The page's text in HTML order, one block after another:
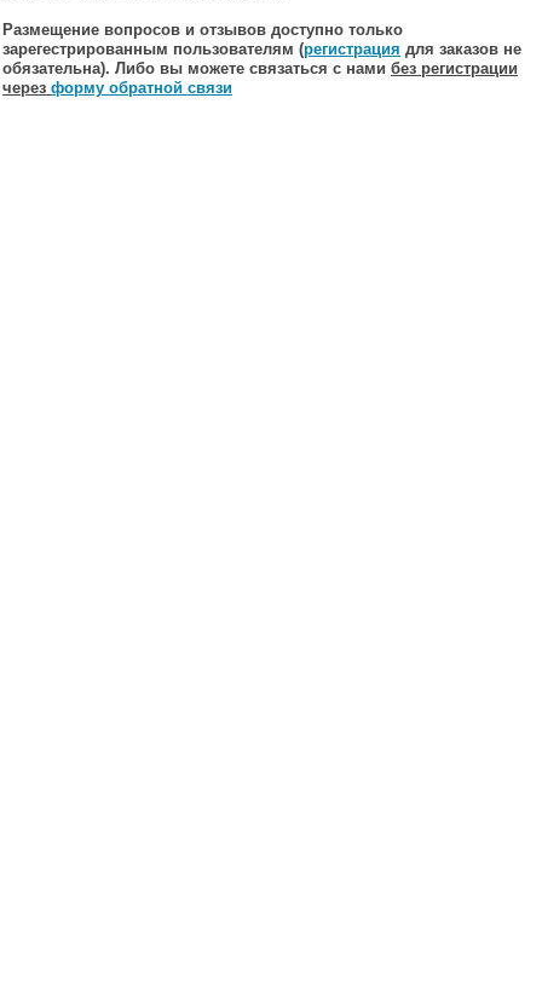
Размещение вопросов и отзывов доступно только
зарегестрированным пользователям (регистрация для заказов не
обязательна). Либо вы можете связаться с нами без регистрации
через форму обратной связи